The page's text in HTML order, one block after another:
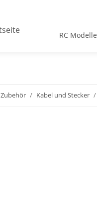
RC Modelle
Zubehör Kabel und Stecker